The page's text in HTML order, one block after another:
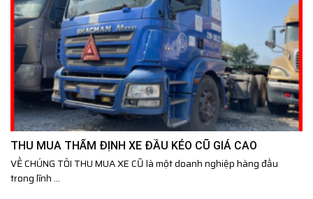
THU MUA THẨM ĐỊNH XE ĐẦU KÉO CŨ GIÁ CAO
VỀ CHÚNG TÔI THU MUA XE CŨ là một doanh nghiệp hàng đầu
trong lĩnh ...